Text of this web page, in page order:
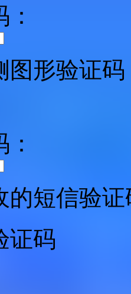
图形验证码
的短信验证
证码